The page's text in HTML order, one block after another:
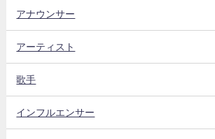
アナウンサー
アーティスト
歌手
インフルエンサー